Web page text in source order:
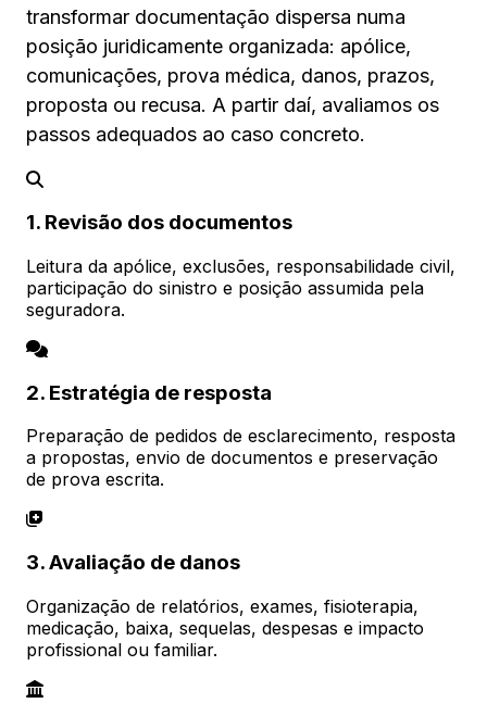
transformar documentação dispersa numa
posição juridicamente organizada: apólice,
comunicações, prova médica, danos, prazos,
proposta ou recusa. A partir daí, avaliamos os
passos adequados ao caso concreto.
1. Revisão dos documentos
Leitura da apólice, exclusões, responsabilidade civil,
participação do sinistro e posição assumida pela
seguradora.
2. Estratégia de resposta
Preparação de pedidos de esclarecimento, resposta
a propostas, envio de documentos e preservação
de prova escrita.
3. Avaliação de danos
Organização de relatórios, exames, fisioterapia,
medicação, baixa, sequelas, despesas e impacto
profissional ou familiar.